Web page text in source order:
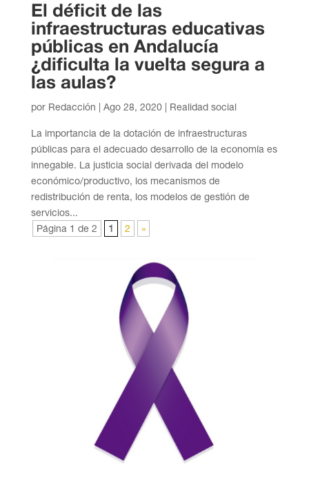
El déficit de las
infraestructuras educativas
públicas en Andalucía
¿dificulta la vuelta segura a
las aulas?
por Redacción Ago 28, 2020| Realidad social
La importancia de la dotación de infraestructuras
públicas para el adecuado desarrollo de la economía es
innegable. La justicia social derivada del modelo
económico/productivo, los mecanismos de
redistribución de renta, los modelos de gestión de
servicios...
Página 1 de 2
1 2 »